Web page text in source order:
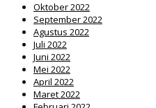
Oktober 2022
September 2022
Agustus 2022
Juli 2022
Juni 2022
Mei 2022
April 2022
Maret 2022